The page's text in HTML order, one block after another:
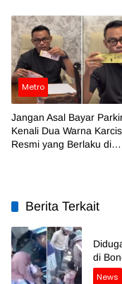
Metro
Jangan Asal Bayar
Kenali Dua Warna Karcis
Resmi yang Berlaku di
Berita Terkait
di
News